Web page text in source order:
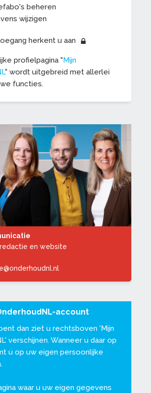
beheren
wijzigen
herkent u aan
profielpagina "Mijn
" wordt uitgebreid met allerlei
functies.
en website
account
dan ziet u rechtsboven 'Mijn
' verschijnen. Wanneer u daar op
u op uw eigen persoonlijke
waar u uw eigen gegevens